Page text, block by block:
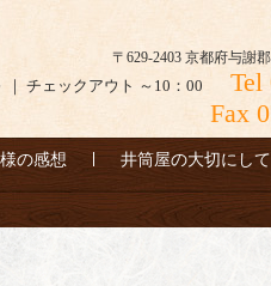
〒629-2403 京都府与謝
｜ チェックアウト ～10：00
Tel
Fax
の感想 井筒屋の大切にし